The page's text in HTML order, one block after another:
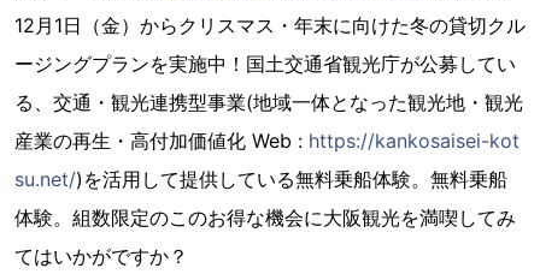
12月1日（金）からクリスマス・年末に向けた冬の貸切クル
ージングプランを実施中！国土交通省観光庁が公募してい
る、交通・観光連携型事業(地域一体となった観光地・観光
産業の再生・高付加価値化 Web : https://kankosaisei-kot
su.net/)を活用して提供している無料乗船体験。無料乗船
体験。組数限定のこのお得な機会に大阪観光を満喫してみ
てはいかがですか？